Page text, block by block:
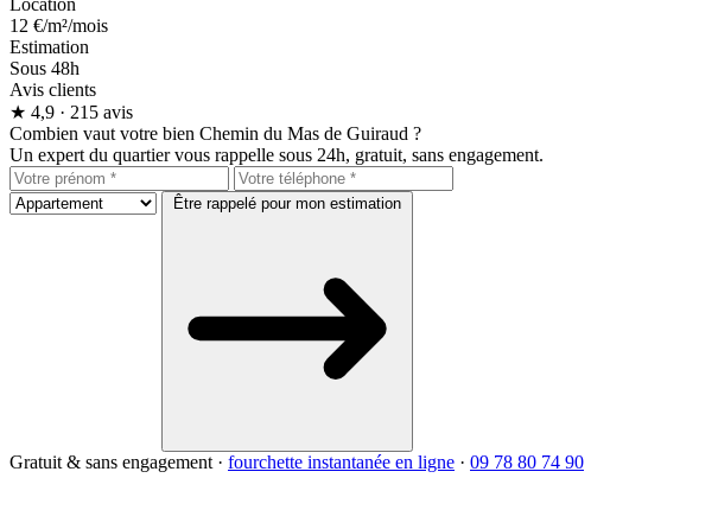
12 €/m²/mois
Estimation
Sous 48h
Avis clients
★ 4,9 · 215 avis
Combien vaut votre bien Chemin du Mas de Guiraud ?
Un expert du quartier vous rappelle sous 24h, gratuit, sans engagement.
Être rappelé pour mon estimation
Gratuit & sans engagement · fourchette instantanée en ligne · 09 78 80 74 90